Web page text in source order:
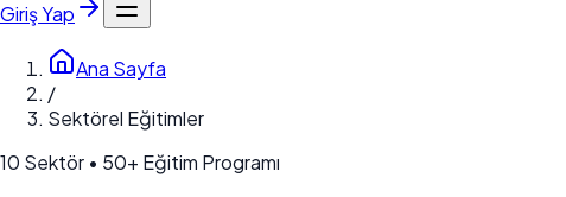
Giriş Yap
Ana Sayfa
/
Sektörel Eğitimler
10 Sektör • 50+ Eğitim Programı